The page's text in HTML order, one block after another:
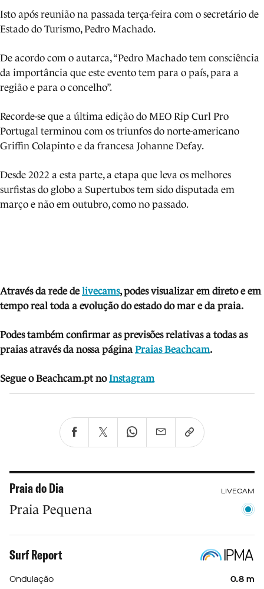
Isto após reunião na passada terça-feira com o secretário de
Estado do Turismo, Pedro Machado.
De acordo com o autarca, “Pedro Machado tem consciência
da importância que este evento tem para o país, para a
região e para o concelho”.
Recorde-se que a última edição do MEO Rip Curl Pro
Portugal terminou com os triunfos do norte-americano
Griffin Colapinto e da francesa Johanne Defay.
Desde 2022 a esta parte, a etapa que leva os melhores
surfistas do globo a Supertubos tem sido disputada em
março e não em outubro, como no passado.
Através da rede delivecams, podes visualizar em direto e em
tempo real toda a evolução do estado do mar e da praia.
Podes também confirmar as previsões relativas a todas as
praias através da nossa páginaPraias Beachcam.
Segue o Beachcam.pt no Instagram
Praia do Dia LIVECAM
Praia Pequena
Surf Report
Ondulação 0.8 m